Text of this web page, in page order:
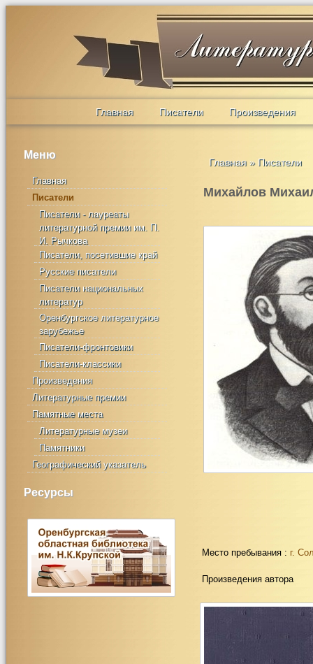
Главная Писатели Произведения
Меню
Главная
Писатели
Писатели - лауреаты
литературной премии им. П.
И. Рычкова
Писатели, посетившие край
Русские писатели
Писатели национальных
литератур
Оренбургское литературное
зарубежье
Писатели-фронтовики
Писатели-классики
Произведения
Литературные премии
Памятные места
Литературные музеи
Памятники
Географический указатель
Ресурсы
Главная » Писатели
Михайлов
Место пребывания : г.
Произведения автора